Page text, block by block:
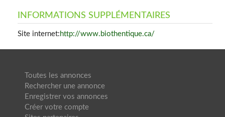
INFORMATIONS SUPPLÉMENTAIRES
Site internet: http://www.biothentique.ca/
Toutes les annonces
Rechercher une annonce
Enregistrer vos annonces
Créer votre compte